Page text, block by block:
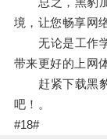
境，让您畅享网
无论是工作学
带来更好的上网
赶紧下载黑豹
吧！。
#18#